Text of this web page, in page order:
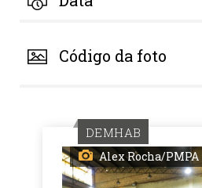
Código da foto
DEMHAB
Alex Rocha/PMPA